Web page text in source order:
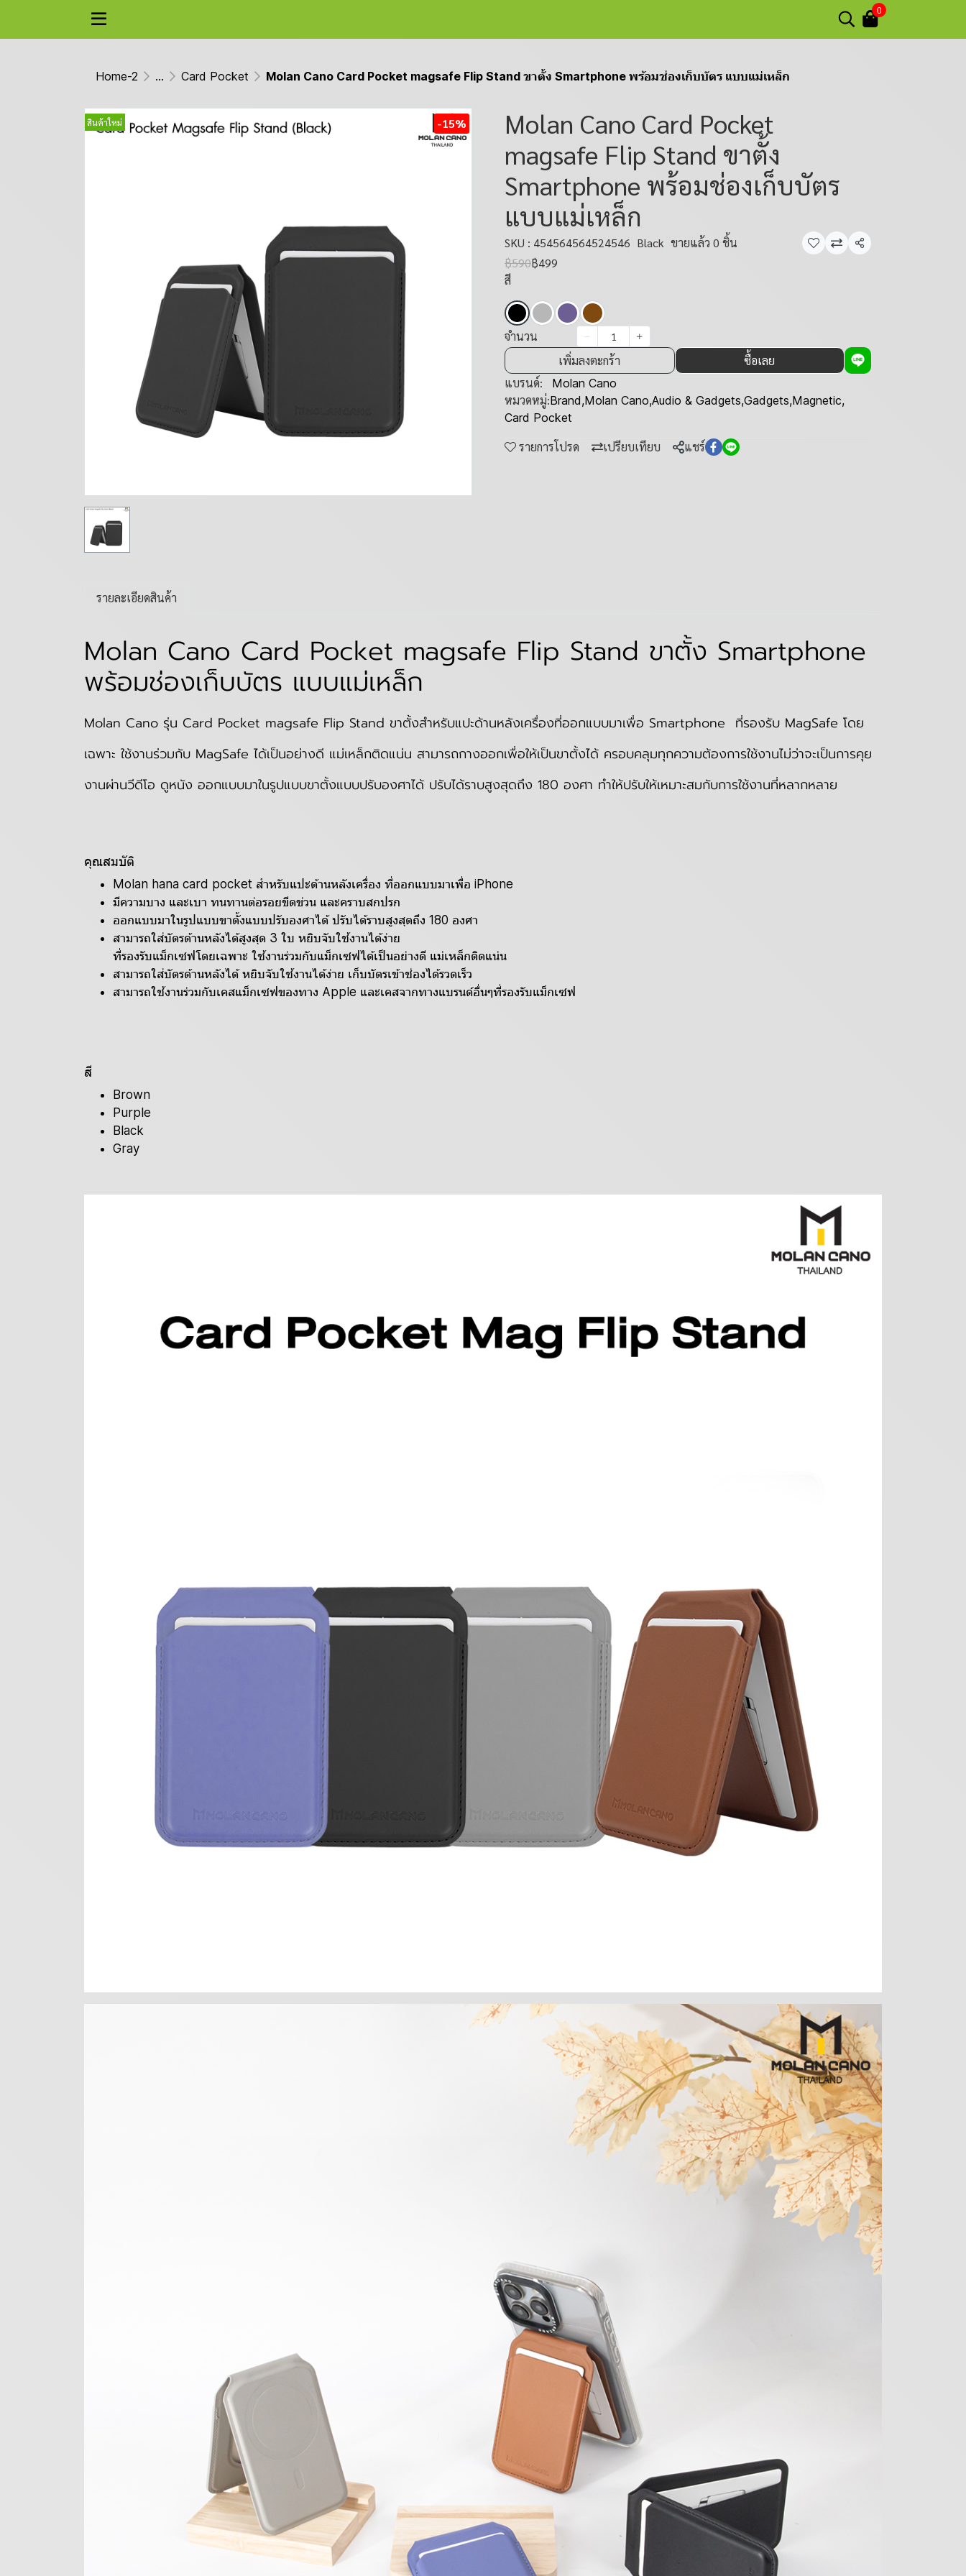
0
Home-2 ... Card Pocket Molan Cano Card Pocket magsafe Flip Stand ขาตั้ง Smartphone พร้อมช่องเก็บบัตร แบบแม่เหล็ก
สินค้าใหม่ -15%
Molan Cano Card Pocket
magsafe Flip Stand ขาตั้ง
Smartphone พร้อมช่องเก็บบัตร
แบบแม่เหล็ก
SKU : 454564564524546 Black ขายแล้ว 0 ชิ้น
แชร์
฿590฿499
สี
จำนวน
เพิ่มลงตะกร้า
ซื้อเลย
แบรนด์:
Molan Cano
หมวดหมู่:Brand,Molan Cano,Audio & Gadgets,Gadgets,Magnetic,
Card Pocket
รายการโปรด เปรียบเทียบ แชร์
รายละเอียดสินค้า
Molan Cano Card Pocket magsafe Flip Stand ขาตั้ง Smartphone
พร้อมช่องเก็บบัตร แบบแม่เหล็ก
Molan Cano รุ่น Card Pocket magsafe Flip Stand ขาตั้งสำหรับแปะด้านหลังเครื่องที่ออกแบบมาเพื่อ Smartphone ที่รองรับ MagSafe โดย
เฉพาะ ใช้งานร่วมกับ MagSafe ได้เป็นอย่างดี แม่เหล็กติดแน่น สามารถกางออกเพื่อให้เป็นขาตั้งได้ ครอบคลุมทุกความต้องการใช้งานไม่ว่าจะเป็นการคุย
งานผ่านวีดีโอ ดูหนัง ออกแบบมาในรูปแบบขาตั้งแบบปรับองศาได้ ปรับได้ราบสูงสุดถึง 180 องศา ทำให้ปรับให้เหมาะสมกับการใช้งานที่หลากหลาย
คุณสมบัติ
Molan hana card pocket สำหรับแปะด้านหลังเครื่อง ที่ออกแบบมาเพื่อ iPhone
มีความบาง และเบา ทนทานต่อรอยขีดข่วน และคราบสกปรก
ออกแบบมาในรูปแบบขาตั้งแบบปรับองศาได้ ปรับได้ราบสูงสุดถึง 180 องศา
สามารถใส่บัตรด้านหลังได้สูงสุด 3 ใบ หยิบจับใช้งานได้ง่าย
ที่รองรับแม็กเซฟโดยเฉพาะ ใช้งานร่วมกับแม็กเซฟได้เป็นอย่างดี แม่เหล็กติดแน่น
สามารถใส่บัตรด้านหลังได้ หยิบจับใช้งานได้ง่าย เก็บบัตรเข้าช่องได้รวดเร็ว
สามารถใช้งานร่วมกับเคสแม็กเซฟของทาง Apple และเคสจากทางแบรนด์อื่นๆที่รองรับแม็กเซฟ
สี
Brown
Purple
Black
Gray